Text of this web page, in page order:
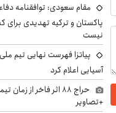
مقام سعودی: توافقنامه
پاکستان و ترکیه تهدیدی برای
نیست
پیاتزا فهرست نهایی تیم
آسیایی اعلام کرد
حراج ۸۸ اثر فاخر از
+تصاویر